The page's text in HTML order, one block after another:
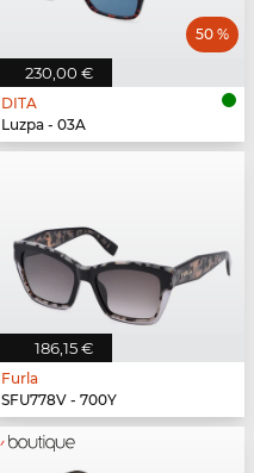
230,00 €
50 %
DITA
Luzpa - 03A
186,15 €
Furla
SFU778V - 700Y